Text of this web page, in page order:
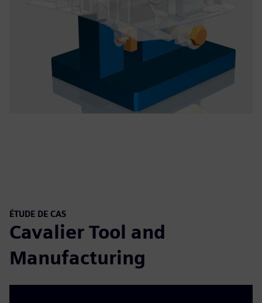
ÉTUDE DE CAS
Cavalier Tool and
Manufacturing